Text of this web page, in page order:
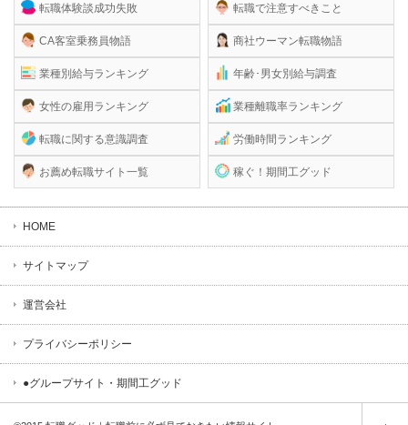
転職体験談成功失敗
CA客室乗務員物語
業種別給与ランキング
女性の雇用ランキング
転職に関する意識調査
お薦め転職サイト一覧
転職で注意すべきこと
商社ウーマン転職物語
年齢･男女別給与調査
業種離職率ランキング
労働時間ランキング
稼ぐ！期間工グッド
HOME
サイトマップ
運営会社
プライバシーポリシー
●グループサイト・期間工グッド